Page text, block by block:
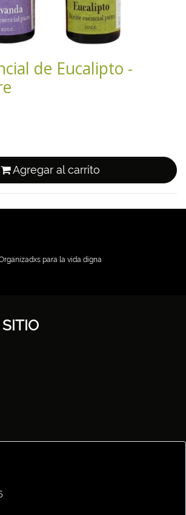
de Eucalipto -
Agregar al carrito
para la vida digna